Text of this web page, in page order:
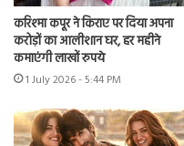
करिश्मा कपूर ने किराए पर दिया अपना
करोड़ों का आलीशान घर, हर महीने
कमाएंगी लाखों रुपये
1 July 2026 - 5:44 PM